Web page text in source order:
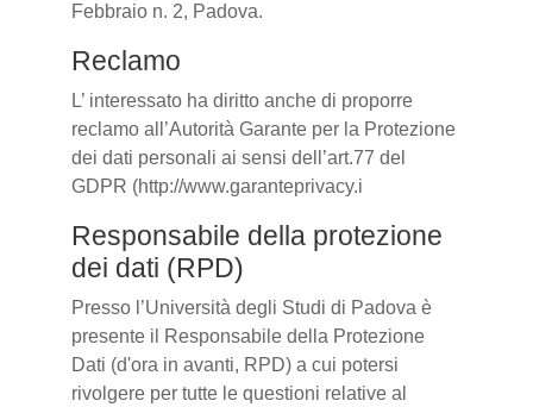
Febbraio n. 2, Padova.
Reclamo
L’ interessato ha diritto anche di proporre
reclamo all’Autorità Garante per la Protezione
dei dati personali ai sensi dell’art.77 del
GDPR (http://www.garanteprivacy.i
Responsabile della protezione
dei dati (RPD)
Presso l’Università degli Studi di Padova è
presente il Responsabile della Protezione
Dati (d'ora in avanti, RPD) a cui potersi
rivolgere per tutte le questioni relative al